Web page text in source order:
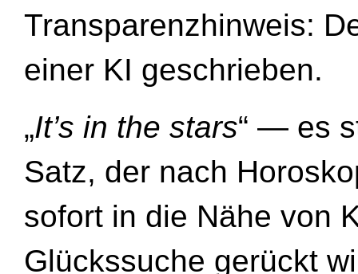
Transparenzhinweis:
einer KI geschrieben.
„It’s in the stars“ — es
Satz, der nach
sofort in die Nähe von
Glückssuche gerückt